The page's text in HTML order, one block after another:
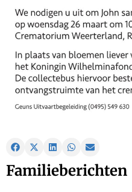
Familieberichten